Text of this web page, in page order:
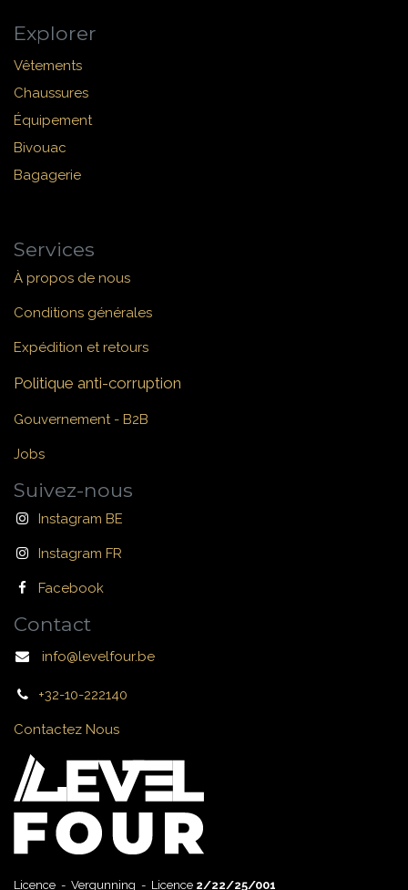
Explorer
Vêtements
Chaussures
Équipement
Bivouac
Bagagerie
Services
À propos de nous
Conditions générales
Expédition et retours
Politique anti-corruption
Gouvernement - B2B
Jobs
Suivez-nous
Instagram BE
Instagram FR
Facebook
Contact
info@levelfour.be
+32-10-222140
Contactez Nous
Licence - Vergunning - Licence 2/22/25/001